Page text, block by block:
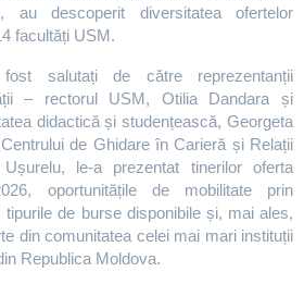
au descoperit diversitatea ofertelor
facultăți USM.
salutați de către reprezentanții
– rectorul USM, Otilia Dandara și
didactică și studențească, Georgeta
de Ghidare în Carieră și Relații
le-a prezentat tinerilor oferta
oportunitățile de mobilitate prin
de burse disponibile și, mai ales,
din comunitatea celei mai mari instituții
Republica Moldova.